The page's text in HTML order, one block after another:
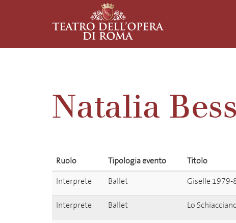
Natalia
Ruolo Tipologia evento
Titolo
Interprete
Ballet Giselle 1979-
Interprete Ballet Lo